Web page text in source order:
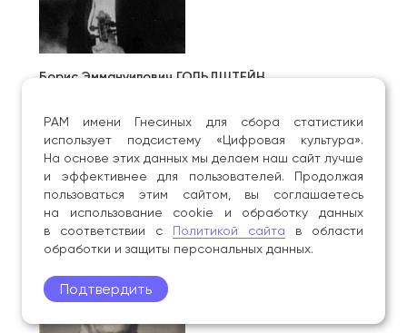
Борис Эммануилович ГОЛЬДШТЕЙН
Скрипач. Преподаватель Училища имени Гнесиных.
В годы войны участник фронтовых концертных
бригад.
РАМ имени Гнесиных для сбора статистики
использует подсистему «Цифровая культура».
На основе этих данных мы делаем наш сайт лучше
и эффективнее для пользователей. Продолжая
пользоваться этим сайтом, вы соглашаетесь
на использование cookie и обработку данных
в соответствии с Политикой сайта в области
обработки и защиты персональных данных.
Подтвердить